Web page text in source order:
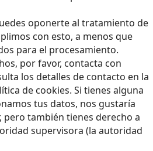
oponerte al tratamiento de
con esto, a menos que
para el procesamiento.
por favor, contacta con
los detalles de contacto en la
de cookies. Si tienes alguna
tus datos, nos gustaría
pero también tienes derecho a
supervisora (la autoridad